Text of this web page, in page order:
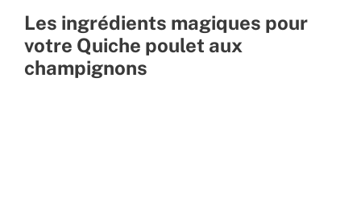
Les ingrédients magiques pour
votre Quiche poulet aux
champignons